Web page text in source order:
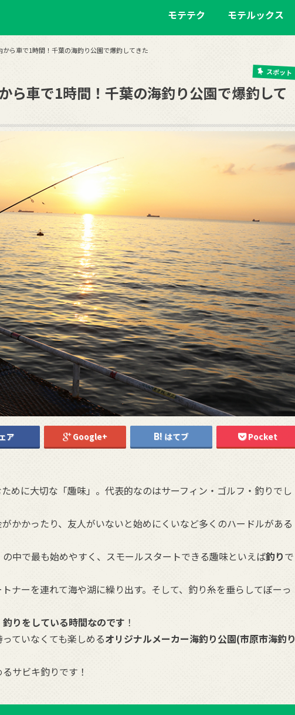
モテテク モテルックス
から車で1時間！千葉の海釣り公園で爆釣してきた
スポット
ら車で1時間！千葉の海釣り公園で爆釣して
ア Google+ はてブ Pocket
めに大切な「趣味」。代表的なのはサーフィン・ゴルフ・釣りでし
かかったり、友人がいないと始めにくいなど多くのハードルがある
中で最も始めやすく、スモールスタートできる趣味といえば釣りで
ナーを連れて海や湖に繰り出す。そして、釣り糸を垂らしてぼーっ
りをしている時間なのです ！
ていなくても楽しめるオリジナルメーカー海釣り公園(市原市海釣り
サビキ釣りです！